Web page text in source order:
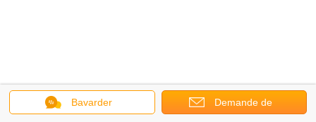
Bavarder Demande de